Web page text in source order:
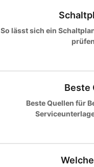
So lässt sich ein
Beste
Beste Quellen für